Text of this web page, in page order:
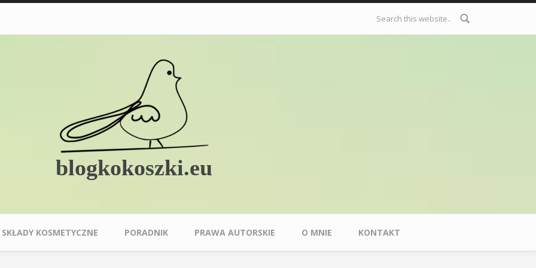
Formularz
wyszukiwania
blogkokoszki.eu
SKŁADY KOSMETYCZNE PORADNIK PRAWA AUTORSKIE O MNIE KONTAKT